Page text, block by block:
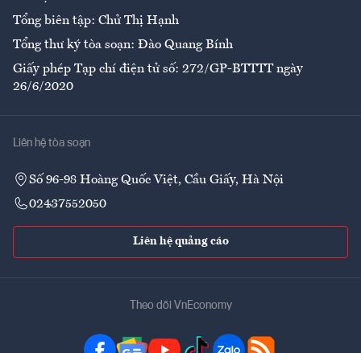
Tổng biên tập: Chử Thị Hạnh
Tổng thư ký tòa soạn: Đào Quang Bính
Giấy phép Tạp chí điện tử số: 272/GP-BTTTT ngày
26/6/2020
Liên hệ tòa soạn
Số 96-98 Hoàng Quốc Việt, Cầu Giấy, Hà Nội
02437552050
Liên hệ quảng cáo
Theo dõi VnEconomy